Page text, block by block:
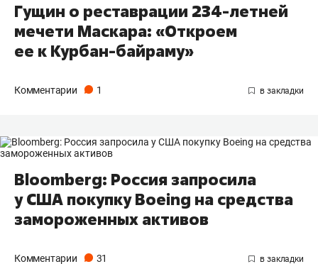
Гущин о реставрации 234-летней
мечети Маскара: «Откроем
ее к Курбан-байраму»
Комментарии 1
Bloomberg: Россия запросила
у США покупку Boeing на средства
замороженных активов
Комментарии 31